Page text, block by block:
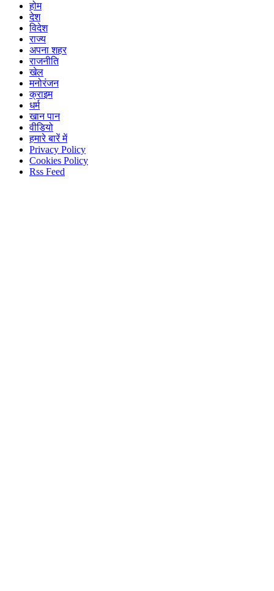
होम
देश
विदेश
राज्य
अपना शहर
राजनीति
खेल
मनोरंजन
क्राइम
धर्म
खान पान
वीडियो
हमारे बारें में
Privacy Policy
Cookies Policy
Rss Feed